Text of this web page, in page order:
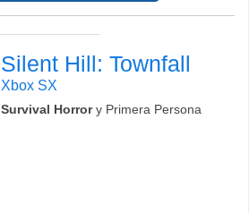
Silent Hill: Townfall
Xbox SX
Survival Horrory Primera Persona